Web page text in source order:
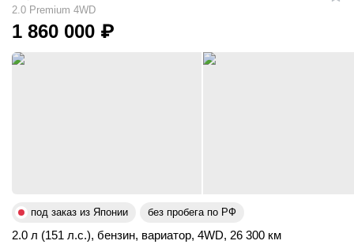
2.0 Premium 4WD
1 860 000 ₽
под заказ из Японии без пробега по РФ
2.0 л (151 л.с.), бензин, вариатор, 4WD, 26 300 км